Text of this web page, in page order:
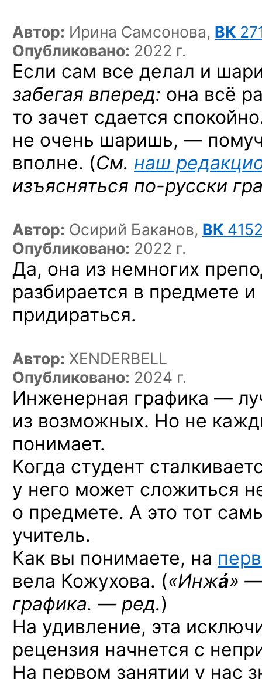
Автор: Ирина Самсонова, ВК
Опубликовано: 2022 г.
Если сам все делал и
забегая вперед: она всё
то зачет сдается
не очень шаришь, —
вполне. (См. наш
изъясняться по-русски
Автор: Осирий Баканов, ВК
Опубликовано: 2022 г.
Да, она из немногих
разбирается в предмете
придираться.
Автор: XENDERBELL
Опубликовано: 2024 г.
Инженерная графика —
из возможных. Но не
понимает.
Когда студент
у него может сложиться
о предмете. А это тот
учитель.
Как вы понимаете, на
вела Кожухова. («Инжá»
графика. — ред.)
На удивление, эта
рецензия начнется с
На первом занятии у нас